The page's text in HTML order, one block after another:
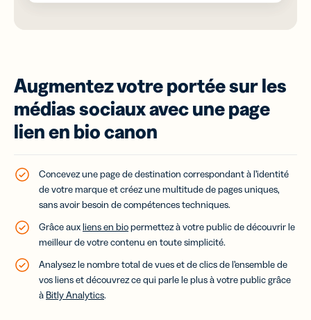
Augmentez votre portée sur les
médias sociaux avec une page
lien en bio canon
Concevez une page de destination correspondant à l’identité
de votre marque et créez une multitude de pages uniques,
sans avoir besoin de compétences techniques.
Grâce auxliens en biopermettez à votre public de découvrir le
meilleur de votre contenu en toute simplicité.
Analysez le nombre total de vues et de clics de l’ensemble de
vos liens et découvrez ce qui parle le plus à votre public grâce
à Bitly Analytics.